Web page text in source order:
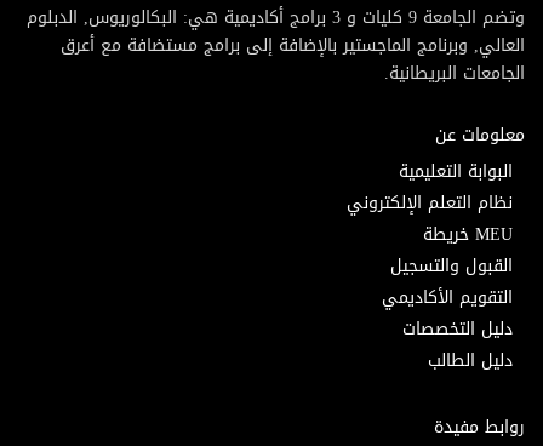
وتضم الجامعة 9 كليات و 3 برامج أكاديمية هي: البكالوريوس, الدبلوم
العالي, وبرنامج الماجستير بالإضافة إلى برامج مستضافة مع أعرق
الجامعات البريطانية.
معلومات عن
البوابة التعليمية
نظام التعلم الإلكتروني
MEU خريطة
القبول والتسجيل
التقويم الأكاديمي
دليل التخصصات
دليل الطالب
روابط مفيدة